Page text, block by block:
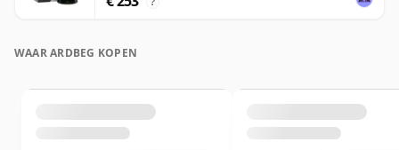
WAAR ARDBEG KOPEN